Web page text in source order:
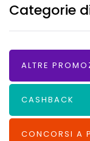
Categorie
ALTRE
CASHBACK
CONCORSI A